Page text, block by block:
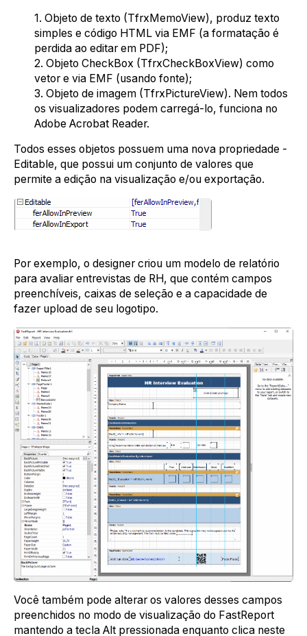
1. Objeto de texto (TfrxMemoView), produz texto
simples e código HTML via EMF (a formatação é
perdida ao editar em PDF);
2. Objeto CheckBox (TfrxCheckBoxView) como
vetor e via EMF (usando fonte);
3. Objeto de imagem (TfrxPictureView). Nem todos
os visualizadores podem carregá-lo, funciona no
Adobe Acrobat Reader.
Todos esses objetos possuem uma nova propriedade -
Editable, que possui um conjunto de valores que
permite a edição na visualização e/ou exportação.
Por exemplo, o designer criou um modelo de relatório
para avaliar entrevistas de RH, que contém campos
preenchíveis, caixas de seleção e a capacidade de
fazer upload de seu logotipo.
Você também pode alterar os valores desses campos
preenchidos no modo de visualização do FastReport
mantendo a tecla Alt pressionada enquanto clica neste